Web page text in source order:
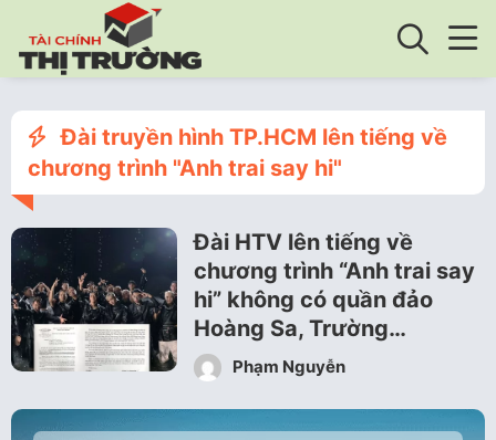
Đài truyền hình TP.HCM lên tiếng về
chương trình "Anh trai say hi"
Đài HTV lên tiếng về
chương trình “Anh trai say
hi” không có quần đảo
Hoàng Sa, Trường…
Phạm Nguyễn